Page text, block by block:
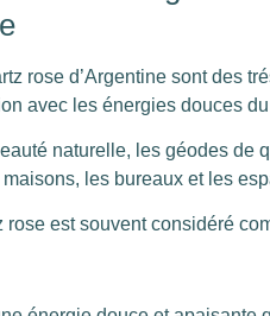
rose d’Argentine sont des
avec les énergies douces
naturelle, les géodes de
les bureaux et les
rose est souvent considéré